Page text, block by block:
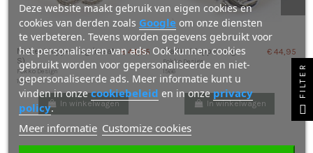
Mattenklopper ring (maat
S)
Fokko Design
1004
€ 44,95
In winkelwagen
Mattenklopper ring
Fokko Design
1566
€ 44,95
In winkelwagen
Deze website maakt gebruik van eigen cookies en
cookies van derden zoals Googleom onze diensten
te verbeteren. Tevens worden gegevens gebruikt voor
het personaliseren van ads. Ook kunnen cookies
gebruikt worden voor gepersonaliseerde en niet-
gepersonaliseerde ads. Meer informatie kunt u
vinden in onzecookiebeleid en in onzeprivacy
policy.
Meer informatie Customize cookies
FILTER